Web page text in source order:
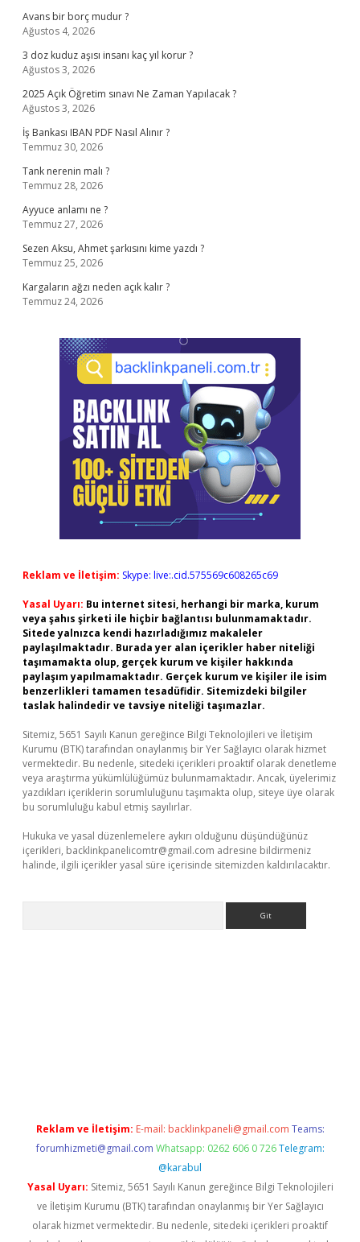
Avans bir borç mudur ?
Ağustos 4, 2026
3 doz kuduz aşısı insanı kaç yıl korur ?
Ağustos 3, 2026
2025 Açık Öğretim sınavı Ne Zaman Yapılacak ?
Ağustos 3, 2026
İş Bankası IBAN PDF Nasıl Alınır ?
Temmuz 30, 2026
Tank nerenin malı ?
Temmuz 28, 2026
Ayyuce anlamı ne ?
Temmuz 27, 2026
Sezen Aksu, Ahmet şarkısını kime yazdı ?
Temmuz 25, 2026
Kargaların ağzı neden açık kalır ?
Temmuz 24, 2026
Reklam ve İletişim: Skype: live:.cid.575569c608265c69
Yasal Uyarı: Bu internet sitesi, herhangi bir marka, kurum
veya şahıs şirketi ile hiçbir bağlantısı bulunmamaktadır.
Sitede yalnızca kendi hazırladığımız makaleler
paylaşılmaktadır. Burada yer alan içerikler haber niteliği
taşımamakta olup, gerçek kurum ve kişiler hakkında
paylaşım yapılmamaktadır. Gerçek kurum ve kişiler ile isim
benzerlikleri tamamen tesadüfidir. Sitemizdeki bilgiler
taslak halindedir ve tavsiye niteliği taşımazlar.
Sitemiz, 5651 Sayılı Kanun gereğince Bilgi Teknolojileri ve İletişim
Kurumu (BTK) tarafından onaylanmış bir Yer Sağlayıcı olarak hizmet
vermektedir. Bu nedenle, sitedeki içerikleri proaktif olarak denetleme
veya araştırma yükümlülüğümüz bulunmamaktadır. Ancak, üyelerimiz
yazdıkları içeriklerin sorumluluğunu taşımakta olup, siteye üye olarak
bu sorumluluğu kabul etmiş sayılırlar.
Hukuka ve yasal düzenlemelere aykırı olduğunu düşündüğünüz
içerikleri, backlinkpanelicomtr@gmail.com adresine bildirmeniz
halinde, ilgili içerikler yasal süre içerisinde sitemizden kaldırılacaktır.
Reklam ve İletişim: E-mail: backlinkpaneli@gmail.com Teams:
forumhizmeti@gmail.com Whatsapp: 0262 606 0 726 Telegram:
@karabul
Yasal Uyarı: Sitemiz, 5651 Sayılı Kanun gereğince Bilgi Teknolojileri
ve İletişim Kurumu (BTK) tarafından onaylanmış bir Yer Sağlayıcı
olarak hizmet vermektedir. Bu nedenle, sitedeki içerikleri proaktif